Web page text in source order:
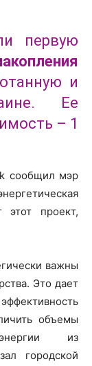
первую
и
Ее
– 1
сообщил мэр
этот проект,
важны
Это дает
объемы
из
городской